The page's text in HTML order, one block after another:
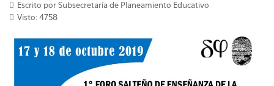
Escrito por Subsecretaría de Planeamiento Educativo
Visto: 4758